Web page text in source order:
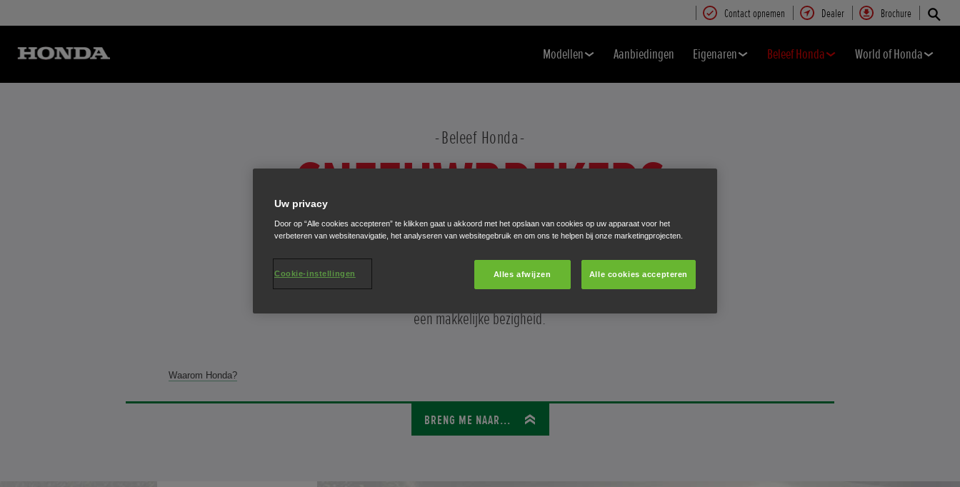
Contact opnemen Dealer Brochure
Modellen Aanbiedingen Eigenaren Beleef Honda World of Honda
Beleef Honda
SNEEUWBREKERS
Makkelijk. Dat is een van de favoriete woorden bij Honda.
En het is ook het woord dat bijna al onze producten
kenmerkt. Dingen die uw leven makkelijker maken.
een makkelijke bezigheid.
Waarom Honda?
BRENG ME NAAR...
Uw privacy
Door op “Alle cookies accepteren” te klikken gaat u akkoord met het opslaan van cookies op uw apparaat voor het
verbeteren van websitenavigatie, het analyseren van websitegebruik en om ons te helpen bij onze marketingprojecten.
Alles afwijzen Alle cookies accepteren
Cookie-instellingen